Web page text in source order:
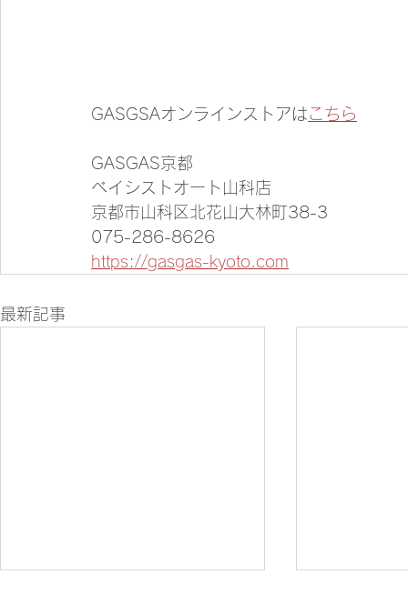
GASGSAオンラインストアはこちら
GASGAS京都
ベイシストオート山科店
京都市山科区北花山大林町38-3
075-286-8626
https://gasgas-kyoto.com
最新記事